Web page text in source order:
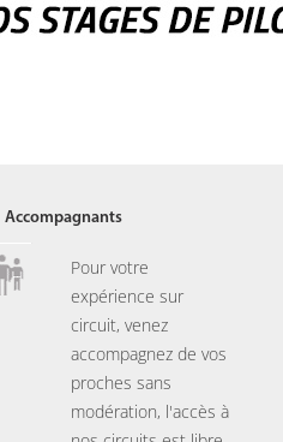
Accompagnants
Pour votre
expérience sur
circuit, venez
accompagnez de vos
proches sans
modération, l'accès à